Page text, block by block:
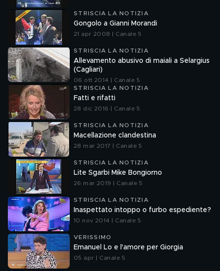
STRISCIA LA NOTIZIA
Gongolo a Gianni Morandi
21 apr 2008 | Canale 5
STRISCIA LA NOTIZIA
Allevamento abusivo di maiali a Selargius
(Cagliari)
06 ott 2014 | Canale 5
STRISCIA LA NOTIZIA
Fatti e rifatti
28 dic 2016 | Canale 5
STRISCIA LA NOTIZIA
Macellazione clandestina
28 mar 2017 | Canale 5
STRISCIA LA NOTIZIA
Lite Sgarbi Mike Bongiorno
26 mar 2019 | Canale 5
STRISCIA LA NOTIZIA
Inaspettato intoppo o furbo espediente?
10 nov 2014 | Canale 5
VERISSIMO
Emanuel Lo e l'amore per Giorgia
05 apr | Canale 5